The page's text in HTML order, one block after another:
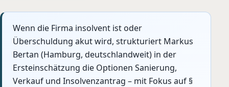
Wenn die Firma insolvent ist oder
Überschuldung akut wird, strukturiert Markus
Bertan (Hamburg, deutschlandweit) in der
Ersteinschätzung die Optionen Sanierung,
Verkauf und Insolvenzantrag – mit Fokus auf §